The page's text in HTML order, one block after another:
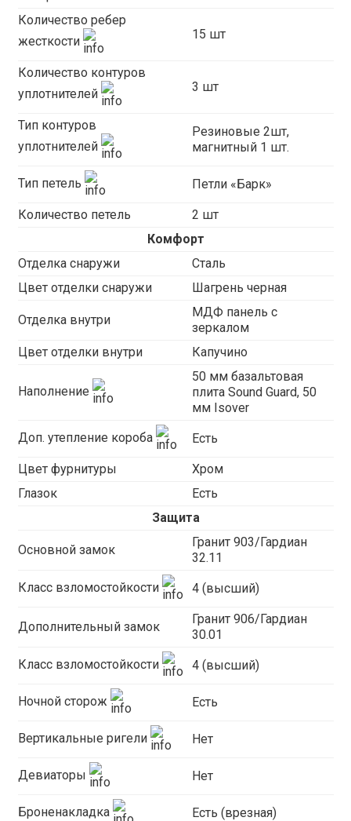
Количество ребер
жесткости
15 шт
Количество контуров
уплотнителей
3 шт
Тип контуров
уплотнителей
Резиновые 2шт,
магнитный 1 шт.
Тип петель Петли «Барк»
Количество петель
2 шт
Комфорт
Отделка снаружи
Сталь
Цвет отделки снаружи
Шагрень черная
Отделка внутри
МДФ панель с
зеркалом
Цвет отделки внутри
Капучино
Наполнение
50 мм базальтовая
плита Sound Guard, 50
мм Isover
Доп. утепление короба Есть
Цвет фурнитуры
Хром
Глазок
Есть
Защита
Основной замок
Гранит 903/Гардиан
32.11
Класс взломостойкости 4 (высший)
Дополнительный замок
Гранит 906/Гардиан
30.01
Класс взломостойкости 4 (высший)
Ночной сторож Есть
Вертикальные ригели Нет
Девиаторы Нет
Броненакладка Есть (врезная)